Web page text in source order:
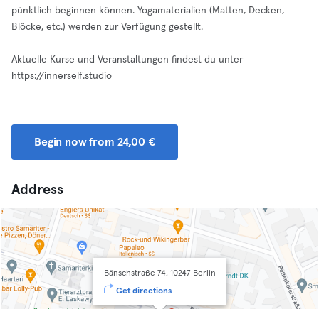
pünktlich beginnen können. Yogamaterialien (Matten, Decken,
Blöcke, etc.) werden zur Verfügung gestellt.
Aktuelle Kurse und Veranstaltungen findest du unter
https://innerself.studio
Begin now from 24,00 €
Address
Bänschstraße 74, 10247 Berlin
Get directions